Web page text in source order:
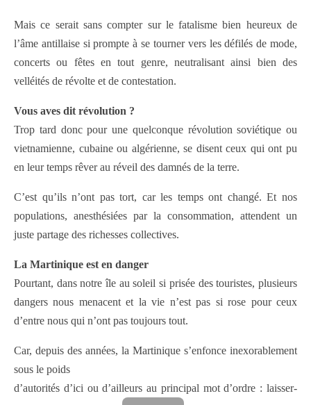
Mais ce serait sans compter sur le fatalisme bien heureux de
l’âme antillaise si prompte à se tourner vers les défilés de mode,
concerts ou fêtes en tout genre, neutralisant ainsi bien des
velléités de révolte et de contestation.
Vous aves dit révolution ?
Trop tard donc pour une quelconque révolution soviétique ou
vietnamienne, cubaine ou algérienne, se disent ceux qui ont pu
en leur temps rêver au réveil des damnés de la terre.
C’est qu’ils n’ont pas tort, car les temps ont changé. Et nos
populations, anesthésiées par la consommation, attendent un
juste partage des richesses collectives.
La Martinique est en danger
Pourtant, dans notre île au soleil si prisée des touristes, plusieurs
dangers nous menacent et la vie n’est pas si rose pour ceux
d’entre nous qui n’ont pas toujours tout.
Car, depuis des années, la Martinique s’enfonce inexorablement
sous le poids
d’autorités d’ici ou d’ailleurs au principal mot d’ordre : laisser-